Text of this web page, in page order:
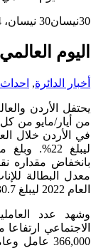
30نيسان30 نيسان، 2024
اليوم
أخبار الدائرة, احداث
يحتفل الأردن
من أيار/مايو من
العام 2022 ليبلغ 30.7% للإناث.
وشهد عدد
الاجتماعي